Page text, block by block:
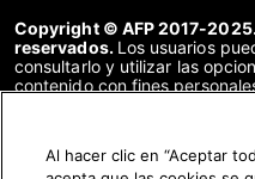
Copyright © AFP 2017-
reservados. Los usuarios
consultarlo y utilizar las
contenido con fines
distribución del contenido
acuerdo específico firmado
Al hacer clic en “Aceptar